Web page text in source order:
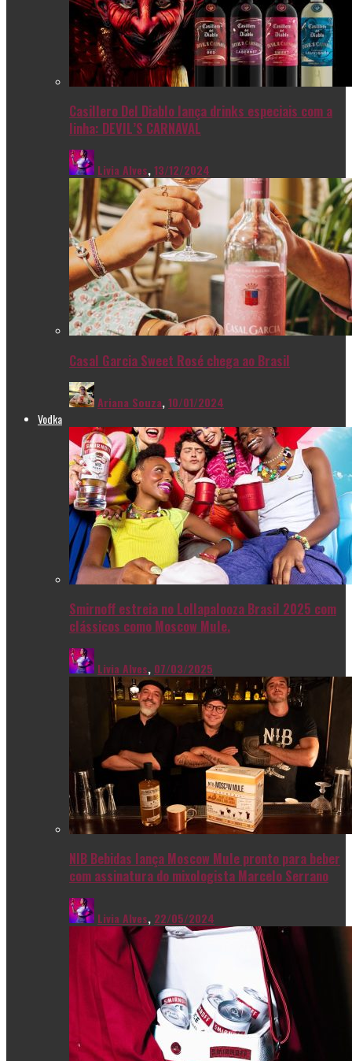
Casillero Del Diablo lança drinks especiais com a
linha: DEVIL’S CARNAVAL
Livia Alves,13/12/2024
Casal Garcia Sweet Rosé chega ao Brasil
Ariana Souza,10/01/2024
Vodka
Smirnoff estreia no Lollapalooza Brasil 2025 com
clássicos como Moscow Mule.
Livia Alves, 07/03/2025
NIB Bebidas lança Moscow Mule pronto para beber
com assinatura do mixologista Marcelo Serrano
Livia Alves, 22/05/2024